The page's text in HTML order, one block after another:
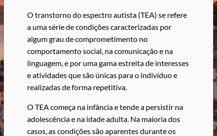
O transtorno do espectro autista (TEA) se refere
a uma série de condições caracterizadas por
algum grau de comprometimento no
comportamento social, na comunicação e na
linguagem, e por uma gama estreita de interesses
e atividades que são únicas para o indivíduo e
realizadas de forma repetitiva.
O TEA começa na infância e tende a persistir na
adolescência e na idade adulta. Na maioria dos
casos, as condições são aparentes durante os